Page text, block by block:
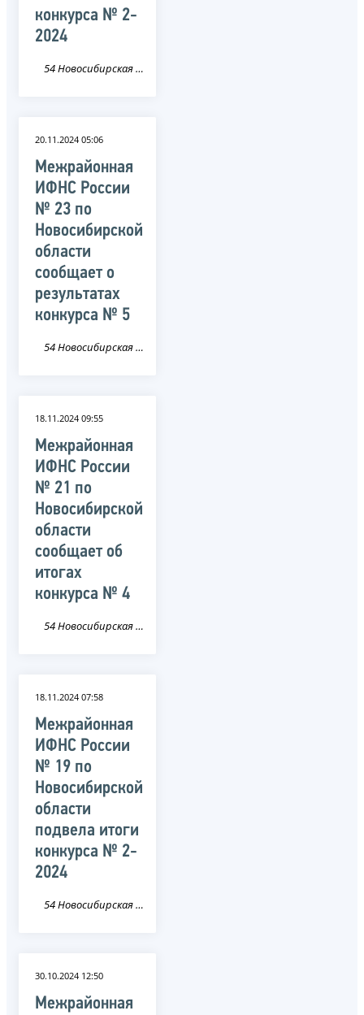
конкурса № 2-
2024
54 Новосибирская область
20.11.2024 05:06
Межрайонная
ИФНС России
№ 23 по
Новосибирской
области
сообщает о
результатах
конкурса № 5
54 Новосибирская область
18.11.2024 09:55
Межрайонная
ИФНС России
№ 21 по
Новосибирской
области
сообщает об
итогах
конкурса № 4
54 Новосибирская область
18.11.2024 07:58
Межрайонная
ИФНС России
№ 19 по
Новосибирской
области
подвела итоги
конкурса № 2-
2024
54 Новосибирская область
30.10.2024 12:50
Межрайонная